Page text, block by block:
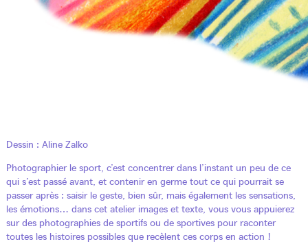
Dessin : Aline Zalko
Photographier le sport, c’est concentrer dans l’instant un peu de ce
qui s’est passé avant, et contenir en germe tout ce qui pourrait se
passer après : saisir le geste, bien sûr, mais également les sensations,
les émotions… dans cet atelier images et texte, vous vous appuierez
sur des photographies de sportifs ou de sportives pour raconter
toutes les histoires possibles que recèlent ces corps en action !